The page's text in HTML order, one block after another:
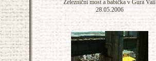
Železniční most a babička v Gura Vaii
28.05.2006